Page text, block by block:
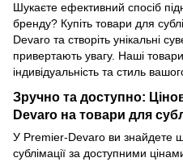
Шукаєте ефективний спосіб
бренду? Купіть товари для
Devaro та створіть унікальні
привертають увагу. Наші
індивідуальність та стиль
Зручно та доступно:
Devaro на товари для
У Premier-Devaro ви знайдете
сублімації за доступними